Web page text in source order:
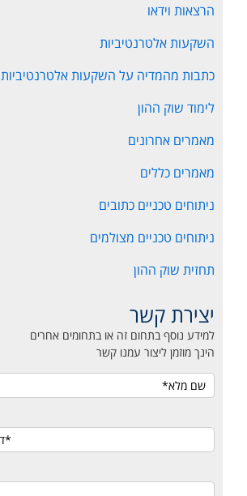
הרצאות וידאו
השקעות אלטרנטיביות
כתבות מהמדיה על השקעות אלטרנטיביות
לימוד שוק ההון
מאמרים אחרונים
מאמרים כללים
ניתוחים טכניים כתובים
ניתוחים טכניים מצולמים
תחזית שוק ההון
יצירת קשר
למידע נוסף בתחום זה או בתחומים אחרים
הינך מוזמן ליצור עמנו קשר